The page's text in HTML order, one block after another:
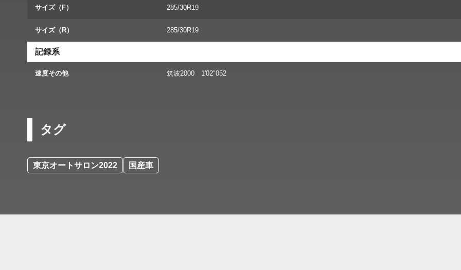
サイズ（F） 285/30R19
サイズ（R） 285/30R19
記録系
速度その他 筑波2000 1′02″052
タグ
東京オートサロン2022 国産車